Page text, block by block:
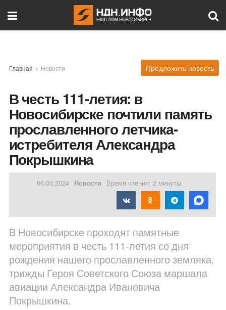
Главная Новости Предложить новость
В честь 111-летия: в
Новосибирске почтили память
прославленного летчика-
истребителя Александра
Покрышкина
06.03.2024 Новости Время чтения: 2 минуты
В Новосибирске проходят памятные
мероприятия в честь 111-летия со дня
рождения нашего прославленного земляка,
трижды Героя Советского Союза маршала
авиации Александра Ивановича
Покрышкина.